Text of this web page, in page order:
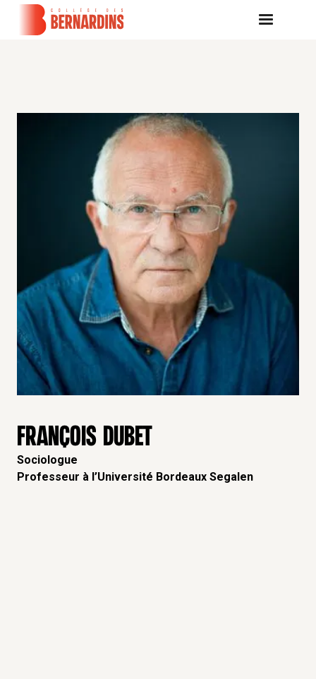
FRANÇOIS DUBET
Sociologue
Professeur à l’Université Bordeaux Segalen